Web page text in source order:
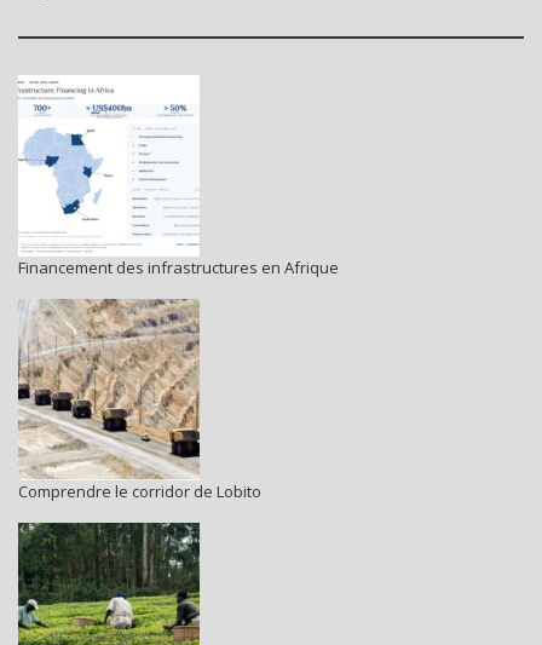
Financement des infrastructures en Afrique
Comprendre le corridor de Lobito